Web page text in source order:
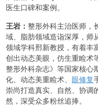
医生口碑和案例。
王岩： 整形外科主治医师，
域、脂肪领域造诣深厚，师
领域学科邢新教授，有着丰
创出动态美眼，仿生重睑术
整形外科杂志》等国家核心
化、动态美重睑术、 眼修复
崇尚打造真实、自然、协调
然，深受众多粉丝追捧。